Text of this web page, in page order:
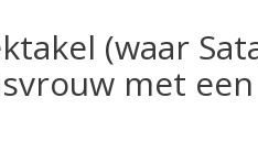
(waar
met